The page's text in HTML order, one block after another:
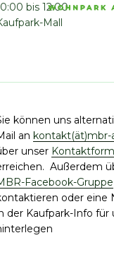
bis 12:00
Mall
können uns
an kontakt(ät)mbr-
unser
Außerdem
Facebook-Gruppe
oder eine
der Kaufpark-Info für